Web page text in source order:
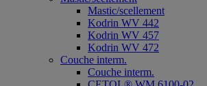
Mastic/scellement
Kodrin WV 442
Kodrin WV 457
Kodrin WV 472
Couche interm.
Couche interm.